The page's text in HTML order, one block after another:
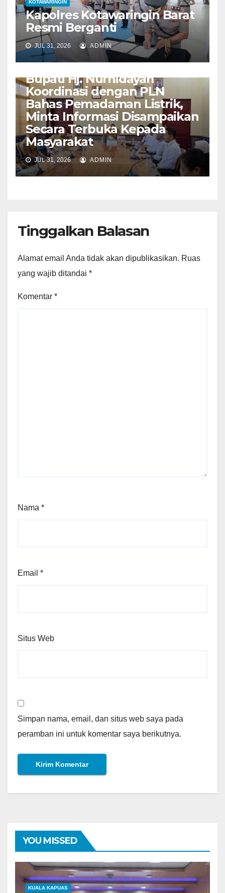
KOTAWARINGIN
Kapolres Kotawaringin Barat
Resmi Berganti
JUL 31, 2026 ADMIN
Bupati Hj. Nurhidayah
Koordinasi dengan PLN
Bahas Pemadaman Listrik,
Minta Informasi Disampaikan
Secara Terbuka Kepada
Masyarakat
JUL 31, 2026 ADMIN
Tinggalkan Balasan
Alamat email Anda tidak akan dipublikasikan. Ruas
yang wajib ditandai *
Komentar *
Nama *
Email *
Situs Web
Simpan nama, email, dan situs web saya pada
peramban ini untuk komentar saya berikutnya.
YOU MISSED
KUALA KAPUAS